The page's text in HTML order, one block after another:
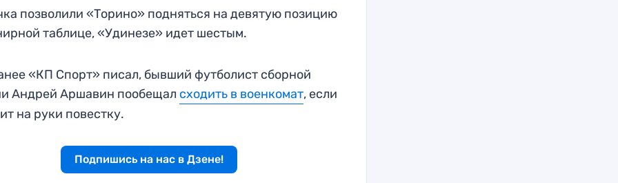
позволили «Торино» подняться на девятую позицию
таблице, «Удинезе» идет шестым.
«КП Спорт» писал, бывший футболист сборной
Андрей Аршавин пообещал сходить в военкомат, если
на руки повестку.
Подпишись на нас в Дзене!